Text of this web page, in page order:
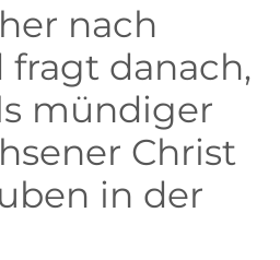
nach
fragt danach,
mündiger
Christ
in der